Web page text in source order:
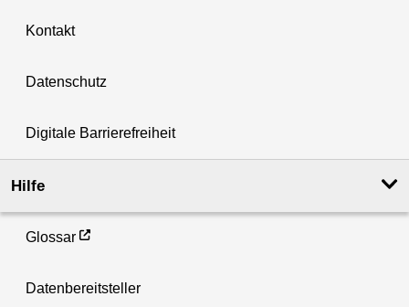
Kontakt
Datenschutz
Digitale Barrierefreiheit
Hilfe
Glossar
Datenbereitsteller